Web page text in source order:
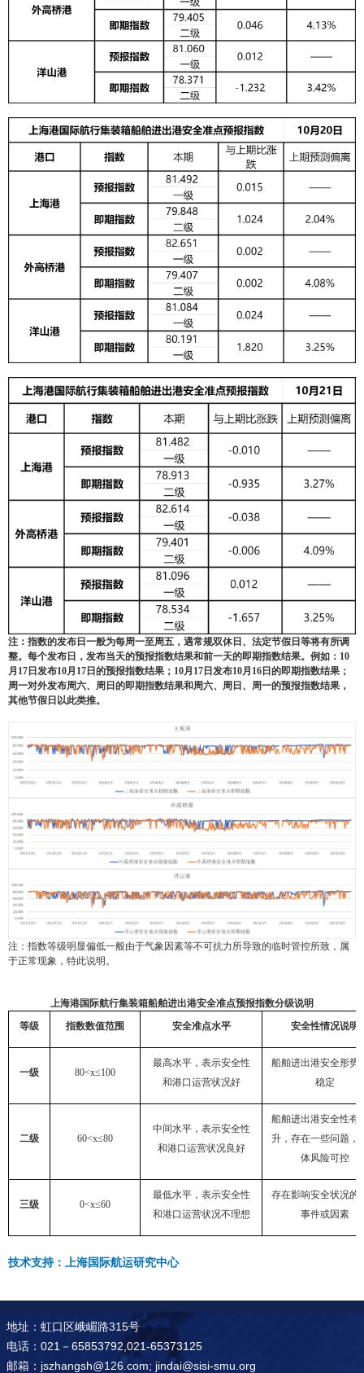
注：指数的发布日一般为每周一至周五，遇常规双休日、法定节假日等将有所调
整。每个发布日，发布当天的预报指数结果和前一天的即期指数结果。例如： 10
月 17日发布10月 17日的预报指数结果； 10月 17日发布10月 16日的即期指数结果；
周一对外发布周六、周日的即期指数结果和周六、周日、周一的预报指数结果，
其他节假日以此类推。
注：指数等级明显偏低一般由于气象因素等不可抗力所导致的临时管控所致，属
于正常现象，特此说明。
上海港国际航行集装箱船舶进出港安全准点预报指数分级说明
等级
指数数值范围 安全准点水平 安全性情况说明
一级 80<x≤100
最高水平，表示安全性
和港口运营状况好
船舶进出港安全形势
稳定
二级 60<x≤80
中间水平，表示安全性
和港口运营状况良好
船舶进出港安全性有
升，存在一些问题，
体风险可控
三级 0<x≤60
最低水平，表示安全性
和港口运营状况不理想
存在影响安全状况的
事件或因素
技术支持：上海国际航运研究中心
地址：虹口区峨嵋路315号
电话：021－65853792,021-65373125
邮箱：jszhangsh@126.com; jindai@sisi-smu.org